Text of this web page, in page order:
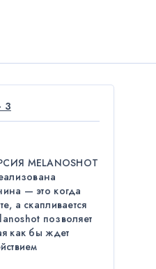
3
MELANOSHOT
— это когда
а скапливается
позволяет
как бы ждет